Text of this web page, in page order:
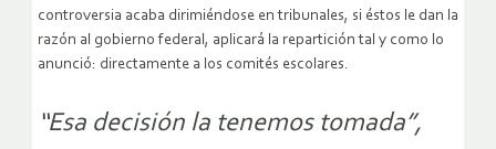
controversia acaba dirimiéndose en tribunales, si éstos le dan la
razón al gobierno federal, aplicará la repartición tal y como lo
anunció: directamente a los comités escolares.
“Esa decisión la tenemos tomada”,